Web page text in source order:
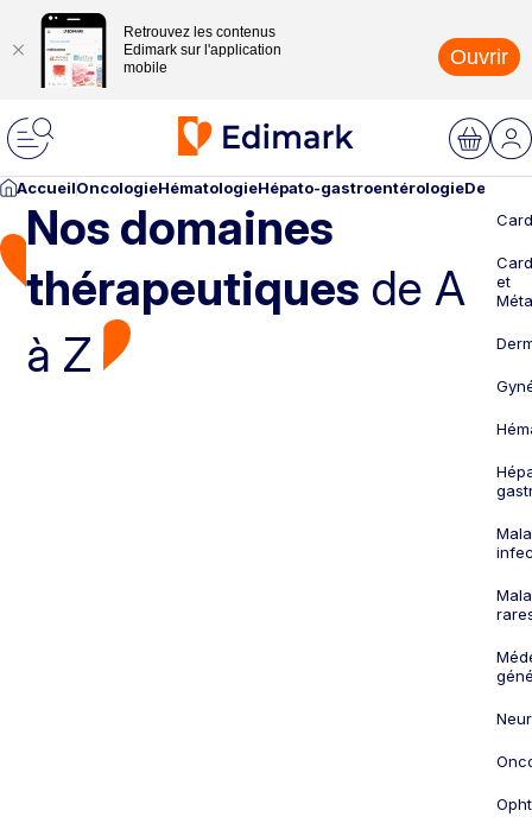
Retrouvez les contenus
Edimark sur l'application
mobile
Ouvrir
AccueilOncologieHématologieHépato-gastroentérologie
Nos domaines
thérapeutiques de A
à Z
et